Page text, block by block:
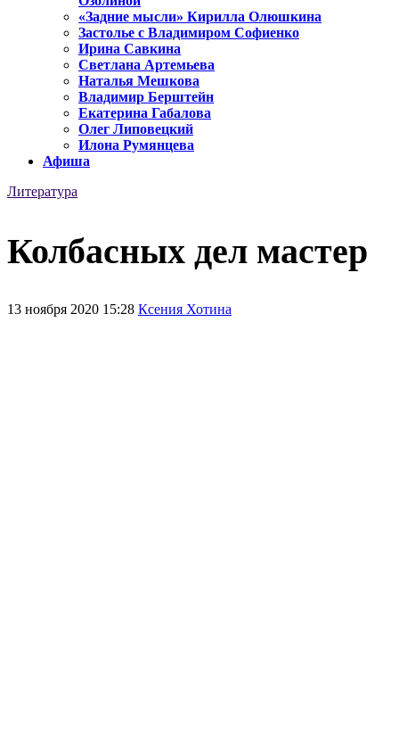
«Задние мысли» Кирилла Олюшкина
Застолье с Владимиром Софиенко
Ирина Савкина
Светлана Артемьева
Наталья Мешкова
Владимир Берштейн
Екатерина Габалова
Олег Липовецкий
Илона Румянцева
Афиша
Литература
Колбасных дел мастер
13 ноября 2020 15:28 Ксения Хотина